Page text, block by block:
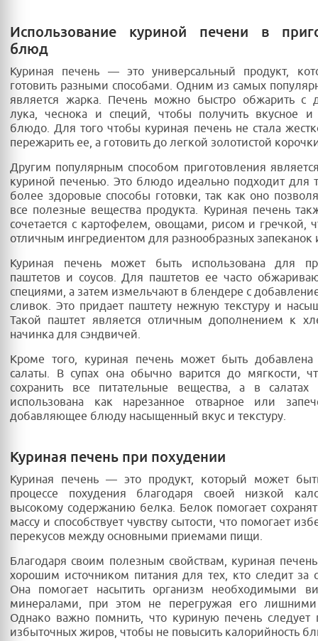
Использование куриной печени в
блюд
Куриная печень — это универсальный продукт,
готовить разными способами. Одним из самых
является жарка. Печень можно быстро обжарить с
лука, чеснока и специй, чтобы получить вкусное и
блюдо. Для того чтобы куриная печень не стала
пережарить ее, а готовить до легкой золотистой
Другим популярным способом приготовления
куриной печенью. Это блюдо идеально подходит для
более здоровые способы готовки, так как оно
все полезные вещества продукта. Куриная печень
сочетается с картофелем, овощами, рисом и гречкой,
отличным ингредиентом для разнообразных запеканок
Куриная печень может быть использована для
паштетов и соусов. Для паштетов ее часто
специями, а затем измельчают в блендере с
сливок. Это придает паштету нежную текстуру и
Такой паштет является отличным дополнением к
начинка для сэндвичей.
Кроме того, куриная печень может быть
салаты. В супах она обычно варится до мягкости,
сохранить все питательные вещества, а в
использована как нарезанное отварное или
добавляющее блюду насыщенный вкус и текстуру.
Куриная печень при похудении
Куриная печень — это продукт, который может
процессе похудения благодаря своей низкой
высокому содержанию белка. Белок помогает
массу и способствует чувству сытости, что помогает
перекусов между основными приемами пищи.
Благодаря своим полезным свойствам, куриная
хорошим источником питания для тех, кто следит за
Она помогает насытить организм необходимыми
минералами, при этом не перегружая его
Однако важно помнить, что куриную печень следует
избыточных жиров, чтобы не повысить калорийность